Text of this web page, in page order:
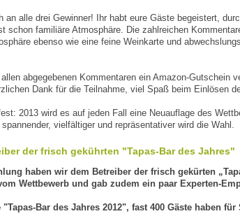
an alle drei Gewinner! Ihr habt eure Gäste begeistert,
schon familiäre Atmosphäre. Die zahlreichen
ebenso wie eine feine Weinkarte und
abgegebenen Kommentaren ein Amazon-
Dank für die Teilnahme, viel Spaß beim Einlösen
2013 wird es auf jeden Fall eine Neuauflage des
vielfältiger und repräsentativer wird die Wahl.
der frisch gekührten "Tapas-Bar des Jahres"
haben wir dem Betreiber der frisch gekürten
Wettbewerb und gab zudem ein paar Experten-
Bar des Jahres 2012", fast 400 Gäste haben